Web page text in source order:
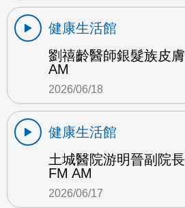
健康生活館
劉禧齡醫師銀髮族皮
AM
2026/06/18
健康生活館
土城醫院游明晉副院
FM AM
2026/06/17